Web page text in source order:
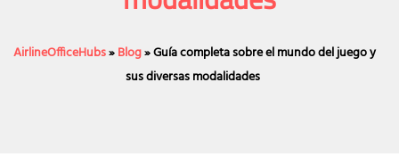
AirlineOfficeHubs»Blog»Guía completa sobre el mundo del juego y
sus diversas modalidades